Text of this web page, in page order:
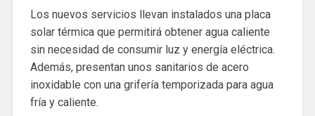
Los nuevos servicios llevan instalados una placa
solar térmica que permitirá obtener agua caliente
sin necesidad de consumir luz y energía eléctrica.
Además, presentan unos sanitarios de acero
inoxidable con una grifería temporizada para agua
fría y caliente.